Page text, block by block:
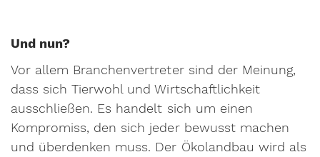
Und nun?
Vor allem Branchenvertreter sind der Meinung,
dass sich Tierwohl und Wirtschaftlichkeit
ausschließen. Es handelt sich um einen
Kompromiss, den sich jeder bewusst machen
und überdenken muss. Der Ökolandbau wird als